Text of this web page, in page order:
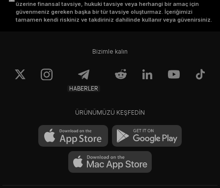
üzerine finansal tavsiye, hukuki tavsiye veya herhangi bir amaç için
güvenmeniz gereken başka bir tür tavsiye oluşturmaz. İçeriğimizi
tamamen kendi riskiniz ve takdiriniz dahilinde kullanır veya güvenirsiniz.
Bizimle kalın
HABERLER
ÜRÜNÜMÜZÜ KEŞFEDİN